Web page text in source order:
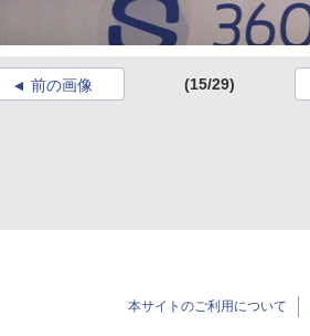
前の画像 (15/29)
本サイトのご利用について